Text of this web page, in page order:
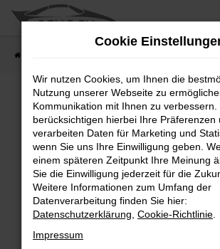
Zum
Fehler: Network Error
Beim Laden ist ein Fehler aufgetreten.
Hier sind ein paar Tipps, die dir
Überprüfe deine Firewall und
Internetverbindung.
Laden andere Webseiten, zum
Suchmaschine?
Cookie
Wir nutzen Cookies, um Ihnen die
Nutzung unserer Webseite zu
Kommunikation mit Ihnen zu verbessern.
berücksichtigen hierbei Ihre Präferenzen
verarbeiten Daten für Marketing und
wenn Sie uns Ihre Einwilligung geben.
einem späteren Zeitpunkt Ihre Meinung
Sie die Einwilligung jederzeit für die
Weitere Informationen zum Umfang der
Datenverarbeitung finden Sie hier:
Datenschutzerklärung Cookie-Richtlinie
Impressum